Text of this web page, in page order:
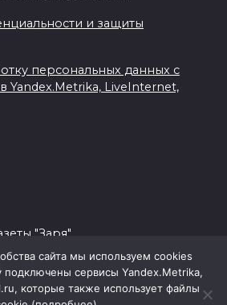
и защиты
персональных данных с
LiveInternet,
"Заря"
сайта мы используем cookies
подключены сервисы Yandex.Metrika,
которые также использует файлы